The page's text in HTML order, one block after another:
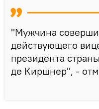
"Мужчина
действующего
президента
де Киршнер", -